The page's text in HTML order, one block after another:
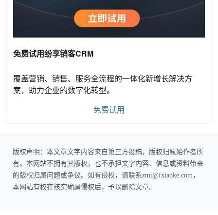
免费试用纷享销客CRM
覆盖营销、销售、服务全流程的一体化新增长解决方
案，助力企业的数字化转型。
免费试用
版权声明：本文章文字内容来自第三方投稿，版权归原始作者所
有。本网站不拥有其版权，也不承担文字内容、信息或资料带来
的版权归属问题或争议。如有侵权，请联系zmt@fxiaoke.com，
本网站有权在核实确属侵权后，予以删除文章。